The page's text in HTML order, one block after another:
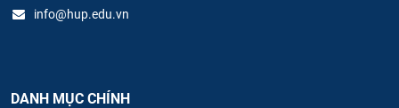
info@hup.edu.vn
DANH MỤC CHÍNH